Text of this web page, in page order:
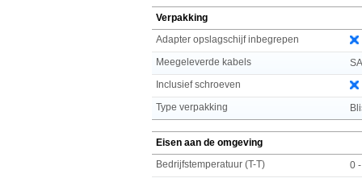
Verpakking
Adapter opslagschijf inbegrepen
Meegeleverde kabels
Inclusief schroeven
Type verpakking
Eisen aan de omgeving
Bedrijfstemperatuur (T-T)
0